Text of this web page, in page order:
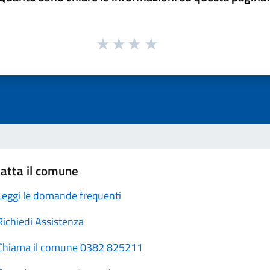
il comune
le domande frequenti
Assistenza
il comune 0382 825211